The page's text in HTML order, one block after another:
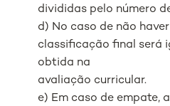
divididas pelo número
d) No caso de não
classificação final será
obtida na
avaliação curricular.
e) Em caso de empate,